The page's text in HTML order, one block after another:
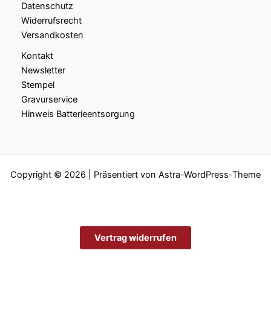
Datenschutz
Widerrufsrecht
Versandkosten
Kontakt
Newsletter
Stempel
Gravurservice
Hinweis Batterieentsorgung
Copyright © 2026 | Präsentiert von Astra-WordPress-Theme
Vertrag widerrufen